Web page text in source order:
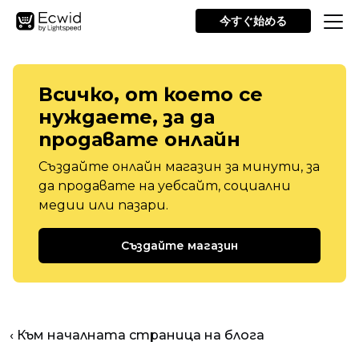
今すぐ始める
Всичко, от което се
нуждаете, за да
продавате онлайн
Създайте онлайн магазин за минути, за
да продавате на уебсайт, социални
медии или пазари.
Създайте магазин
‹ Към началната страница на блога